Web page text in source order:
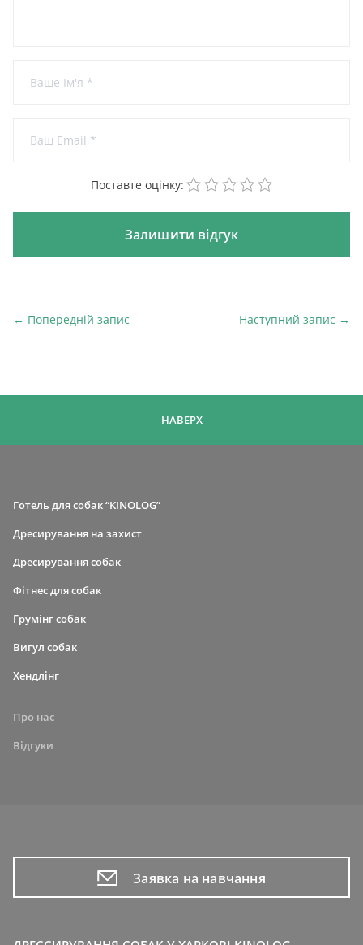
Поставте оцінку: 5
4
3
2
1
← Попередній запис
Наступний запис →
НАВЕРХ
Готель для собак “KINOLOG”
Дресирування на захист
Дресирування собак
Фітнес для собак
Грумінг собак
Вигул собак
Хендлінг
Про нас
Відгуки
Заявка на навчання